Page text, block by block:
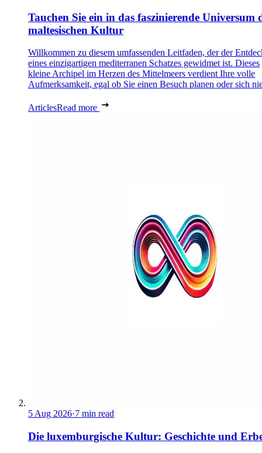
Tauchen Sie ein in das faszinierende Universum
maltesischen Kultur
Willkommen zu diesem umfassenden Leitfaden, der der
eines einzigartigen mediterranen Schatzes gewidmet ist. Dieses
kleine Archipel im Herzen des Mittelmeers verdient Ihre volle
Aufmerksamkeit, egal ob Sie einen Besuch planen oder sich
ArticlesRead more
5 Aug 2026·7 min read
Die luxemburgische Kultur: Geschichte und